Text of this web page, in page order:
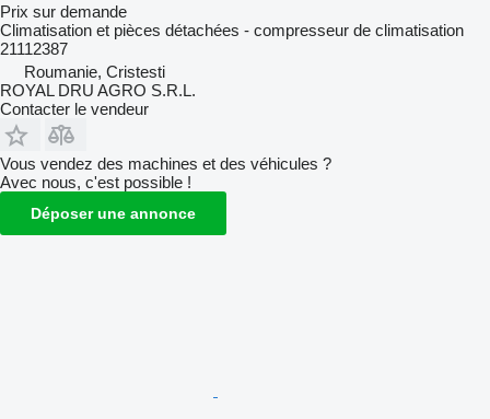
Prix sur demande
Climatisation et pièces détachées - compresseur de climatisation
21112387
Roumanie, Cristesti
ROYAL DRU AGRO S.R.L.
Contacter le vendeur
Vous vendez des machines et des véhicules ?
Avec nous, c'est possible !
Déposer une annonce